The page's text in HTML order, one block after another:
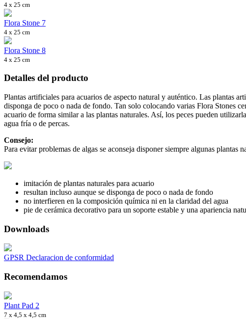
4 x 25 cm
Flora Stone 7
4 x 25 cm
Flora Stone 8
4 x 25 cm
Detalles del producto
Plantas artificiales para acuarios de aspecto natural y auténtico. Las plantas
disponga de poco o nada de fondo. Tan solo colocando varias Flora Stones
acuario de forma similar a las plantas naturales. Así, los peces pueden
agua fría o de percas.
Consejo:
Para evitar problemas de algas se aconseja disponer siempre algunas plantas
imitación de plantas naturales para acuario
resultan incluso aunque se disponga de poco o nada de fondo
no interfieren en la composición química ni en la claridad del agua
pie de cerámica decorativo para un soporte estable y una apariencia
Downloads
GPSR Declaracion de conformidad
Recomendamos
Plant Pad 2
7 x 4,5 x 4,5 cm